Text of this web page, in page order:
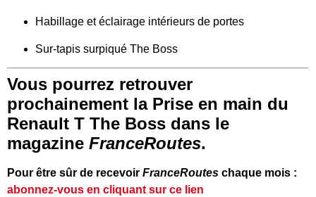
Habillage et éclairage intérieurs de portes
Sur-tapis surpiqué The Boss
Vous pourrez retrouver
prochainement la Prise en main du
Renault T The Boss dans le
magazine FranceRoutes.
Pour être sûr de recevoir FranceRoutes chaque mois :
abonnez-vous en cliquant sur ce lien